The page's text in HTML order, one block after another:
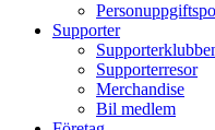
Supporter
Supporterresor
Merchandise
Bil medlem